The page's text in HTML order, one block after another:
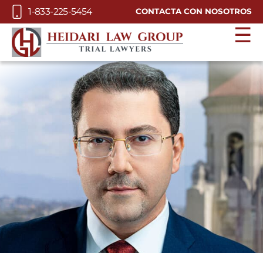
Skip to Main Content
1-833-225-5454 CONTACTA CON NOSOTROS
☰